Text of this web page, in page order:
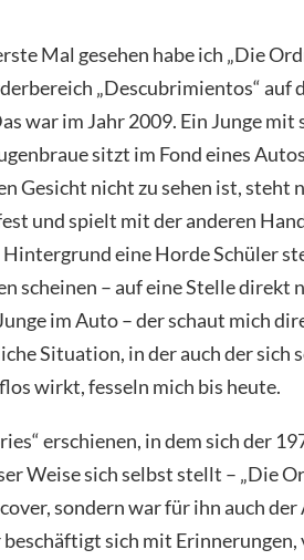
Mal gesehen habe ich „Die
„Descubrimientos“ auf
war im Jahr 2009. Ein Junge mit
sitzt im Fond eines
Gesicht nicht zu sehen ist, steht
und spielt mit der anderen
eine Horde Schüler
scheinen – auf eine Stelle direkt
im Auto – der schaut mich
Situation, in der auch der sich
wirkt, fesseln mich bis heute.
erschienen, in dem sich der
Weise sich selbst stellt – „Die
sondern war für ihn auch
sich mit